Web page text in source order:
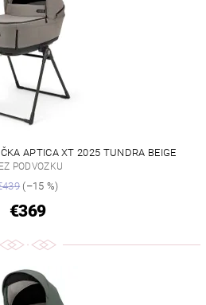
APTICA XT 2025 TUNDRA BEIGE
PODVOZKU
(–15 %)
€369